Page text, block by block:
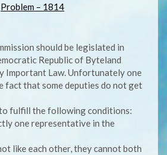
Problem – 1814
should be legislated in
Republic of Byteland
Important Law. Unfortunately one
fact that some deputies do not get
to fulfill the following conditions:
one representative in the
like each other, they cannot both